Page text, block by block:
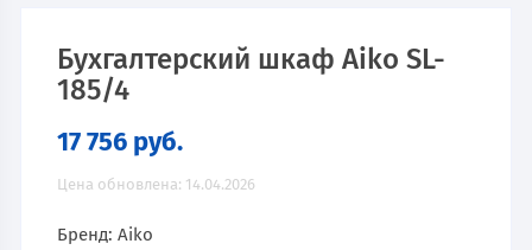
Бухгалтерский шкаф Aiko SL-
185/4
17 756 руб.
Цена обновлена: 14.04.2026
Бренд: Aiko